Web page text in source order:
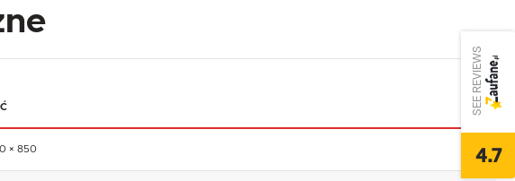
× 850
SEE REVIEWS
4.7